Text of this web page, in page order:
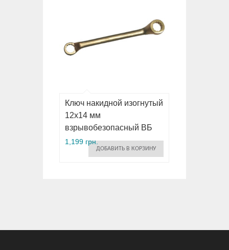
Ключ накидной изогнутый
12х14 мм
взрывобезопасный ВБ
1,199 грн.
ДОБАВИТЬ В КОРЗИНУ